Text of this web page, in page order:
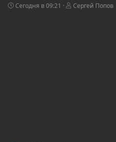
Сегодня в 09:21 Сергей Попов